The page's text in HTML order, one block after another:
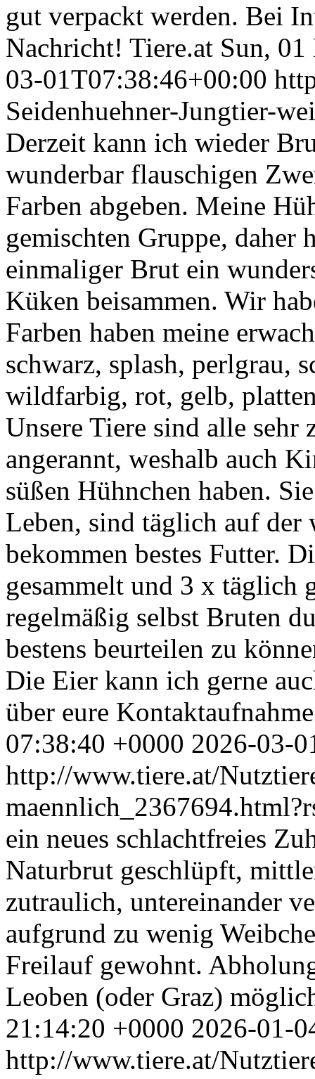
gut verpackt werden. Bei
Nachricht! Tiere.at Sun,
03-01T07:38:46+00:00
Seidenhuehner-Jungtier-
Derzeit kann ich wieder
wunderbar flauschigen
Farben abgeben. Meine
gemischten Gruppe, daher
einmaliger Brut ein
Küken beisammen. Wir
Farben haben meine
schwarz, splash, perlgrau,
wildfarbig, rot, gelb,
Unsere Tiere sind alle
angerannt, weshalb auch
süßen Hühnchen haben.
Leben, sind täglich auf der
bekommen bestes Futter.
gesammelt und 3 x täglich
regelmäßig selbst Bruten
bestens beurteilen zu
Die Eier kann ich gerne
über eure
07:38:40 +0000 2026-03-
http://www.tiere.at/
ein neues schlachtfreies
Naturbrut geschlüpft,
zutraulich, untereinander
aufgrund zu wenig
Freilauf gewohnt.
Leoben (oder Graz)
21:14:20 +0000 2026-01-
http://www.tiere.at/